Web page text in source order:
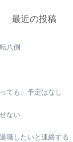
最近の投稿
八倒
ても、予定はなし
ない
職したいと連絡する